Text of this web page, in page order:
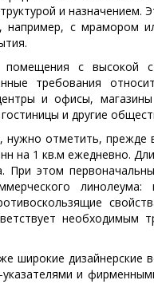
и назначением.
например, с мрамором
с высокой
требования
и офисы,
и другие
отметить, прежде
на 1 кв.м ежедневно.
этом
линолеума:
необходимым
широкие
и